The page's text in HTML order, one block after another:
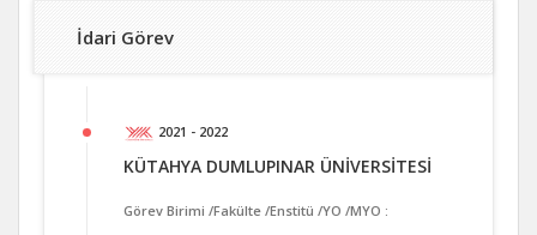
İdari Görev
2021 - 2022
KÜTAHYA DUMLUPINAR ÜNİVERSİTESİ
Görev Birimi /Fakülte /Enstitü /YO /MYO :